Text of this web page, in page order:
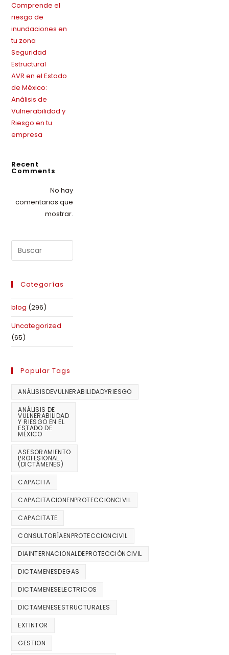
Comprende el
riesgo de
inundaciones en
tu zona
Seguridad
Estructural
AVR en el Estado
de México:
Análisis de
Vulnerabilidad y
Riesgo en tu
empresa
Recent
Comments
No hay
comentarios que
mostrar.
Categorías
blog (296)
Uncategorized
(65)
Popular Tags
ANÁLISISDEVULNERABILIDADYRIESGO
ANÁLISIS DE
VULNERABILIDAD
Y RIESGO EN EL
ESTADO DE
MÉXICO
ASESORAMIENTO
PROFESIONAL
(DICTÁMENES)
CAPACITA
CAPACITACIONENPROTECCIONCIVIL
CAPACITATE
CONSULTORÍAENPROTECCIONCIVIL
DIAINTERNACIONALDEPROTECCIÓNCIVIL
DICTAMENESDEGAS
DICTAMENESELECTRICOS
DICTAMENESESTRUCTURALES
EXTINTOR
GESTION